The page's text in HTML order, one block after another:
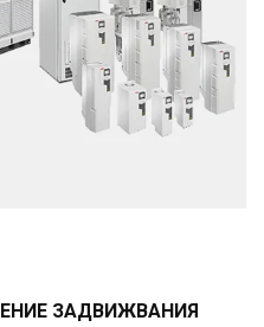
ЗАДВИЖВАНИЯ